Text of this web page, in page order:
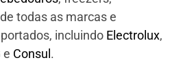
de todas as marcas e
incluindo Electrolux,
e Consul .